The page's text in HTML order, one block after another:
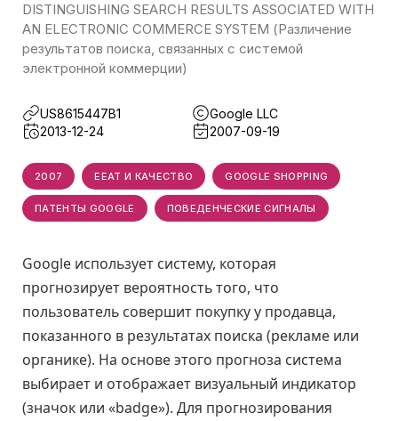
DISTINGUISHING SEARCH RESULTS ASSOCIATED WITH
AN ELECTRONIC COMMERCE SYSTEM (Различение
результатов поиска, связанных с системой
электронной коммерции)
US8615447B1
Google LLC
2013-12-24
2007-09-19
2007 EEAT И КАЧЕСТВО GOOGLE SHOPPING
ПАТЕНТЫ GOOGLE ПОВЕДЕНЧЕСКИЕ СИГНАЛЫ
Google использует систему, которая
прогнозирует вероятность того, что
пользователь совершит покупку у продавца,
показанного в результатах поиска (рекламе или
органике). На основе этого прогноза система
выбирает и отображает визуальный индикатор
(значок или «badge»). Для прогнозирования